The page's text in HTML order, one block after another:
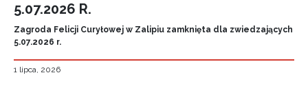
5.07.2026 R.
Zagroda Felicji Curyłowej w Zalipiu zamknięta dla zwiedzających
5.07.2026 r.
1 lipca, 2026